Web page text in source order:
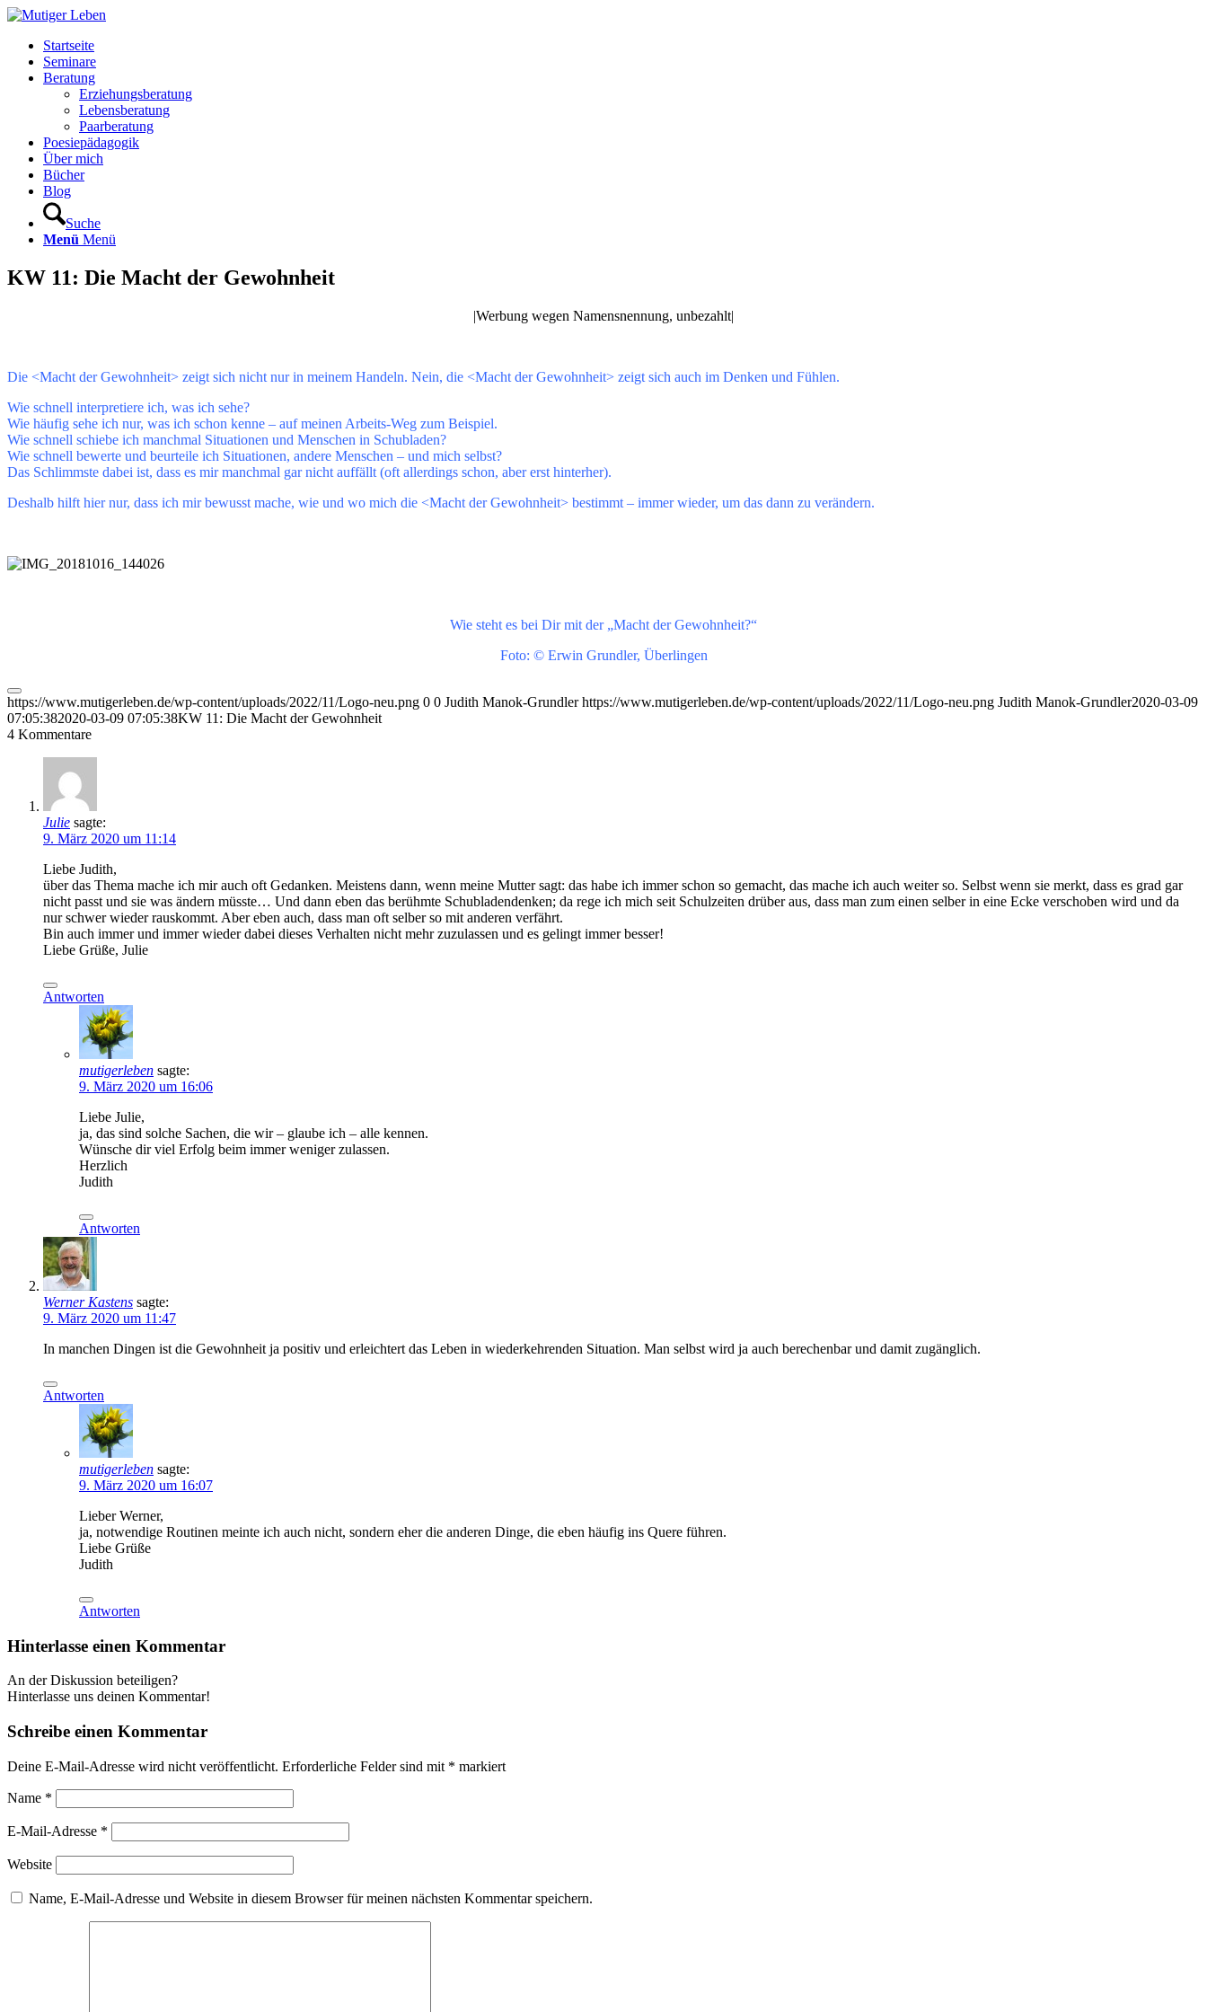
Startseite
Seminare
Beratung
Erziehungsberatung
Lebensberatung
Paarberatung
Poesiepädagogik
Über mich
Bücher
Blog
Suche
Menü Menü
KW 11: Die Macht der Gewohnheit
|Werbung wegen Namensnennung, unbezahlt|
Die <Macht der Gewohnheit> zeigt sich nicht nur in meinem Handeln. Nein, die <Macht der Gewohnheit> zeigt sich auch im Denken und Fühlen.
Wie schnell interpretiere ich, was ich sehe?
Wie häufig sehe ich nur, was ich schon kenne – auf meinen Arbeits-Weg zum Beispiel.
Wie schnell schiebe ich manchmal Situationen und Menschen in Schubladen?
Wie schnell bewerte und beurteile ich Situationen, andere Menschen – und mich selbst?
Das Schlimmste dabei ist, dass es mir manchmal gar nicht auffällt (oft allerdings schon, aber erst hinterher).
Deshalb hilft hier nur, dass ich mir bewusst mache, wie und wo mich die <Macht der Gewohnheit> bestimmt – immer wieder, um das dann zu verändern.
Wie steht es bei Dir mit der „Macht der Gewohnheit?“
Foto: © Erwin Grundler, Überlingen
https://www.mutigerleben.de/wp-content/uploads/2022/11/Logo-neu.png 0 0 Judith Manok-Grundler https://www.mutigerleben.de/wp-content/uploads/2022/11/Logo-neu.png Judith Manok-Grundler2020-03-09
07:05:382020-03-09 07:05:38KW 11: Die Macht der Gewohnheit
4 Kommentare
Julie sagte:
9. März 2020 um 11:14
Liebe Judith,
über das Thema mache ich mir auch oft Gedanken. Meistens dann, wenn meine Mutter sagt: das habe ich immer schon so gemacht, das mache ich auch weiter so. Selbst wenn sie merkt, dass es grad gar
nicht passt und sie was ändern müsste… Und dann eben das berühmte Schubladendenken; da rege ich mich seit Schulzeiten drüber aus, dass man zum einen selber in eine Ecke verschoben wird und da
nur schwer wieder rauskommt. Aber eben auch, dass man oft selber so mit anderen verfährt.
Bin auch immer und immer wieder dabei dieses Verhalten nicht mehr zuzulassen und es gelingt immer besser!
Liebe Grüße, Julie
Antworten
mutigerleben sagte:
9. März 2020 um 16:06
Liebe Julie,
ja, das sind solche Sachen, die wir – glaube ich – alle kennen.
Wünsche dir viel Erfolg beim immer weniger zulassen.
Herzlich
Judith
Antworten
Werner Kastens sagte:
9. März 2020 um 11:47
In manchen Dingen ist die Gewohnheit ja positiv und erleichtert das Leben in wiederkehrenden Situation. Man selbst wird ja auch berechenbar und damit zugänglich.
Antworten
mutigerleben sagte:
9. März 2020 um 16:07
Lieber Werner,
ja, notwendige Routinen meinte ich auch nicht, sondern eher die anderen Dinge, die eben häufig ins Quere führen.
Liebe Grüße
Judith
Antworten
Hinterlasse einen Kommentar
An der Diskussion beteiligen?
Hinterlasse uns deinen Kommentar!
Schreibe einen Kommentar
Deine E-Mail-Adresse wird nicht veröffentlicht. Erforderliche Felder sind mit * markiert
Name *
E-Mail-Adresse *
Website
Name, E-Mail-Adresse und Website in diesem Browser für meinen nächsten Kommentar speichern.